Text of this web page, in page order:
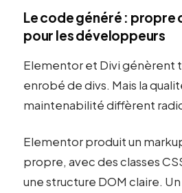
Le code généré : propre
pour les développeurs
Elementor et Divi génèrent
enrobé de divs. Mais la
maintenabilité diffèrent
Elementor produit un
propre, avec des classes
une structure DOM claire.